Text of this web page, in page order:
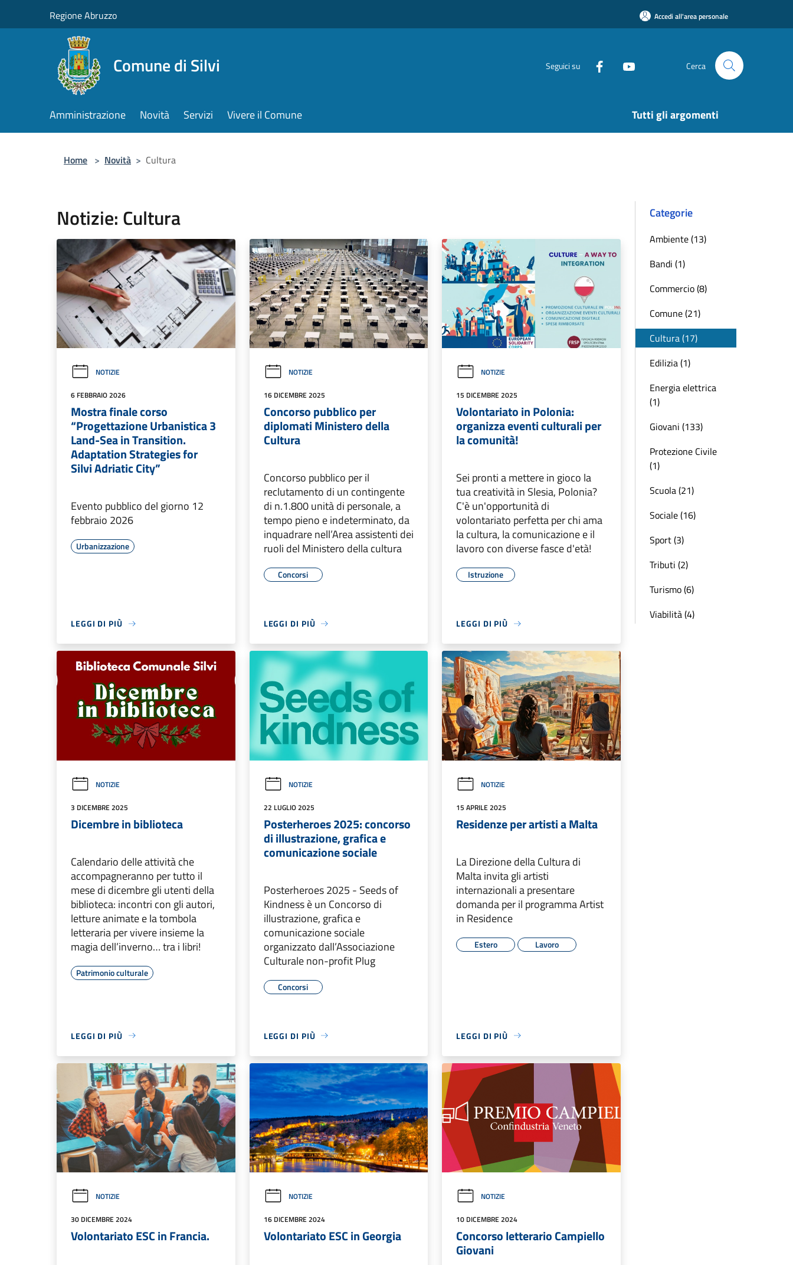
Regione Abruzzo Accedi all'area personale
Comune di Silvi Seguici su Cerca
Amministrazione Novità Servizi Vivere il Comune Tutti gli argomenti
Home > Novità > Cultura
Notizie: Cultura
NOTIZIE
6 FEBBRAIO 2026
Mostra finale corso
“Progettazione Urbanistica 3
Land-Sea in Transition.
Adaptation Strategies for
Silvi Adriatic City”
Evento pubblico del giorno 12
febbraio 2026
Urbanizzazione
LEGGI DI PIÙ
NOTIZIE
16 DICEMBRE 2025
Concorso pubblico per
diplomati Ministero della
Cultura
Concorso pubblico per il
reclutamento di un contingente
di n.1.800 unità di personale, a
tempo pieno e indeterminato, da
inquadrare nell’Area assistenti dei
ruoli del Ministero della cultura
Concorsi
LEGGI DI PIÙ
NOTIZIE
15 DICEMBRE 2025
Volontariato in Polonia:
organizza eventi culturali per
la comunità!
Sei pronti a mettere in gioco la
tua creatività in Slesia, Polonia?
C'è un'opportunità di
volontariato perfetta per chi ama
la cultura, la comunicazione e il
lavoro con diverse fasce d'età!
Istruzione
LEGGI DI PIÙ
NOTIZIE
3 DICEMBRE 2025
Dicembre in biblioteca
Calendario delle attività che
accompagneranno per tutto il
mese di dicembre gli utenti della
biblioteca: incontri con gli autori,
letture animate e la tombola
letteraria per vivere insieme la
magia dell’inverno… tra i libri!
Patrimonio culturale
LEGGI DI PIÙ
NOTIZIE
22 LUGLIO 2025
Posterheroes 2025: concorso
di illustrazione, grafica e
comunicazione sociale
Posterheroes 2025 - Seeds of
Kindness è un Concorso di
illustrazione, grafica e
comunicazione sociale
organizzato dall’Associazione
Culturale non-profit Plug
Concorsi
LEGGI DI PIÙ
NOTIZIE
15 APRILE 2025
Residenze per artisti a Malta
La Direzione della Cultura di
Malta invita gli artisti
internazionali a presentare
domanda per il programma Artist
in Residence
Estero Lavoro
LEGGI DI PIÙ
NOTIZIE
30 DICEMBRE 2024
Volontariato ESC in Francia.
NOTIZIE
16 DICEMBRE 2024
Volontariato ESC in Georgia
NOTIZIE
10 DICEMBRE 2024
Concorso letterario Campiello
Giovani
Categorie
Ambiente (13)
Bandi (1)
Commercio (8)
Comune (21)
Cultura (17)
Edilizia (1)
Energia elettrica
(1)
Giovani (133)
Protezione Civile
(1)
Scuola (21)
Sociale (16)
Sport (3)
Tributi (2)
Turismo (6)
Viabilità (4)